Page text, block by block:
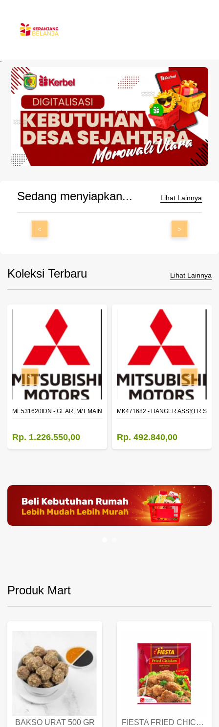
`
Sedang menyiapkan... Lihat Lainnya
< >
Koleksi Terbaru Lihat Lainnya
2ND SPEED (M035S5)
ME531620IDN - GEAR, M/T MAIN SHAFT REVERSE
Rp. 1.226.550,00
MK471682 - HANGER ASSY,FR
Rp. 492.840,00
< >
Produk Mart
BAKSO URAT 500 GR FIESTA FRIED CHICKEN 500 GR